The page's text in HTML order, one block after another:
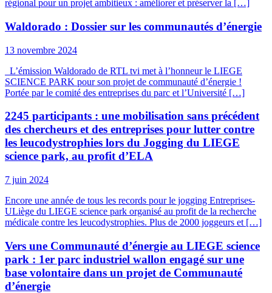
régional pour un projet ambitieux : améliorer et préserver la […]
Waldorado : Dossier sur les communautés d’énergie
13 novembre 2024
L’émission Waldorado de RTL tvi met à l’honneur le LIEGE
SCIENCE PARK pour son projet de communauté d’énergie !
Portée par le comité des entreprises du parc et l’Université […]
2245 participants : une mobilisation sans précédent
des chercheurs et des entreprises pour lutter contre
les leucodystrophies lors du Jogging du LIEGE
science park, au profit d’ELA
7 juin 2024
Encore une année de tous les records pour le jogging Entreprises-
ULiège du LIEGE science park organisé au profit de la recherche
médicale contre les leucodystrophies. Plus de 2000 joggeurs et […]
Vers une Communauté d’énergie au LIEGE science
park : 1er parc industriel wallon engagé sur une
base volontaire dans un projet de Communauté
d’énergie